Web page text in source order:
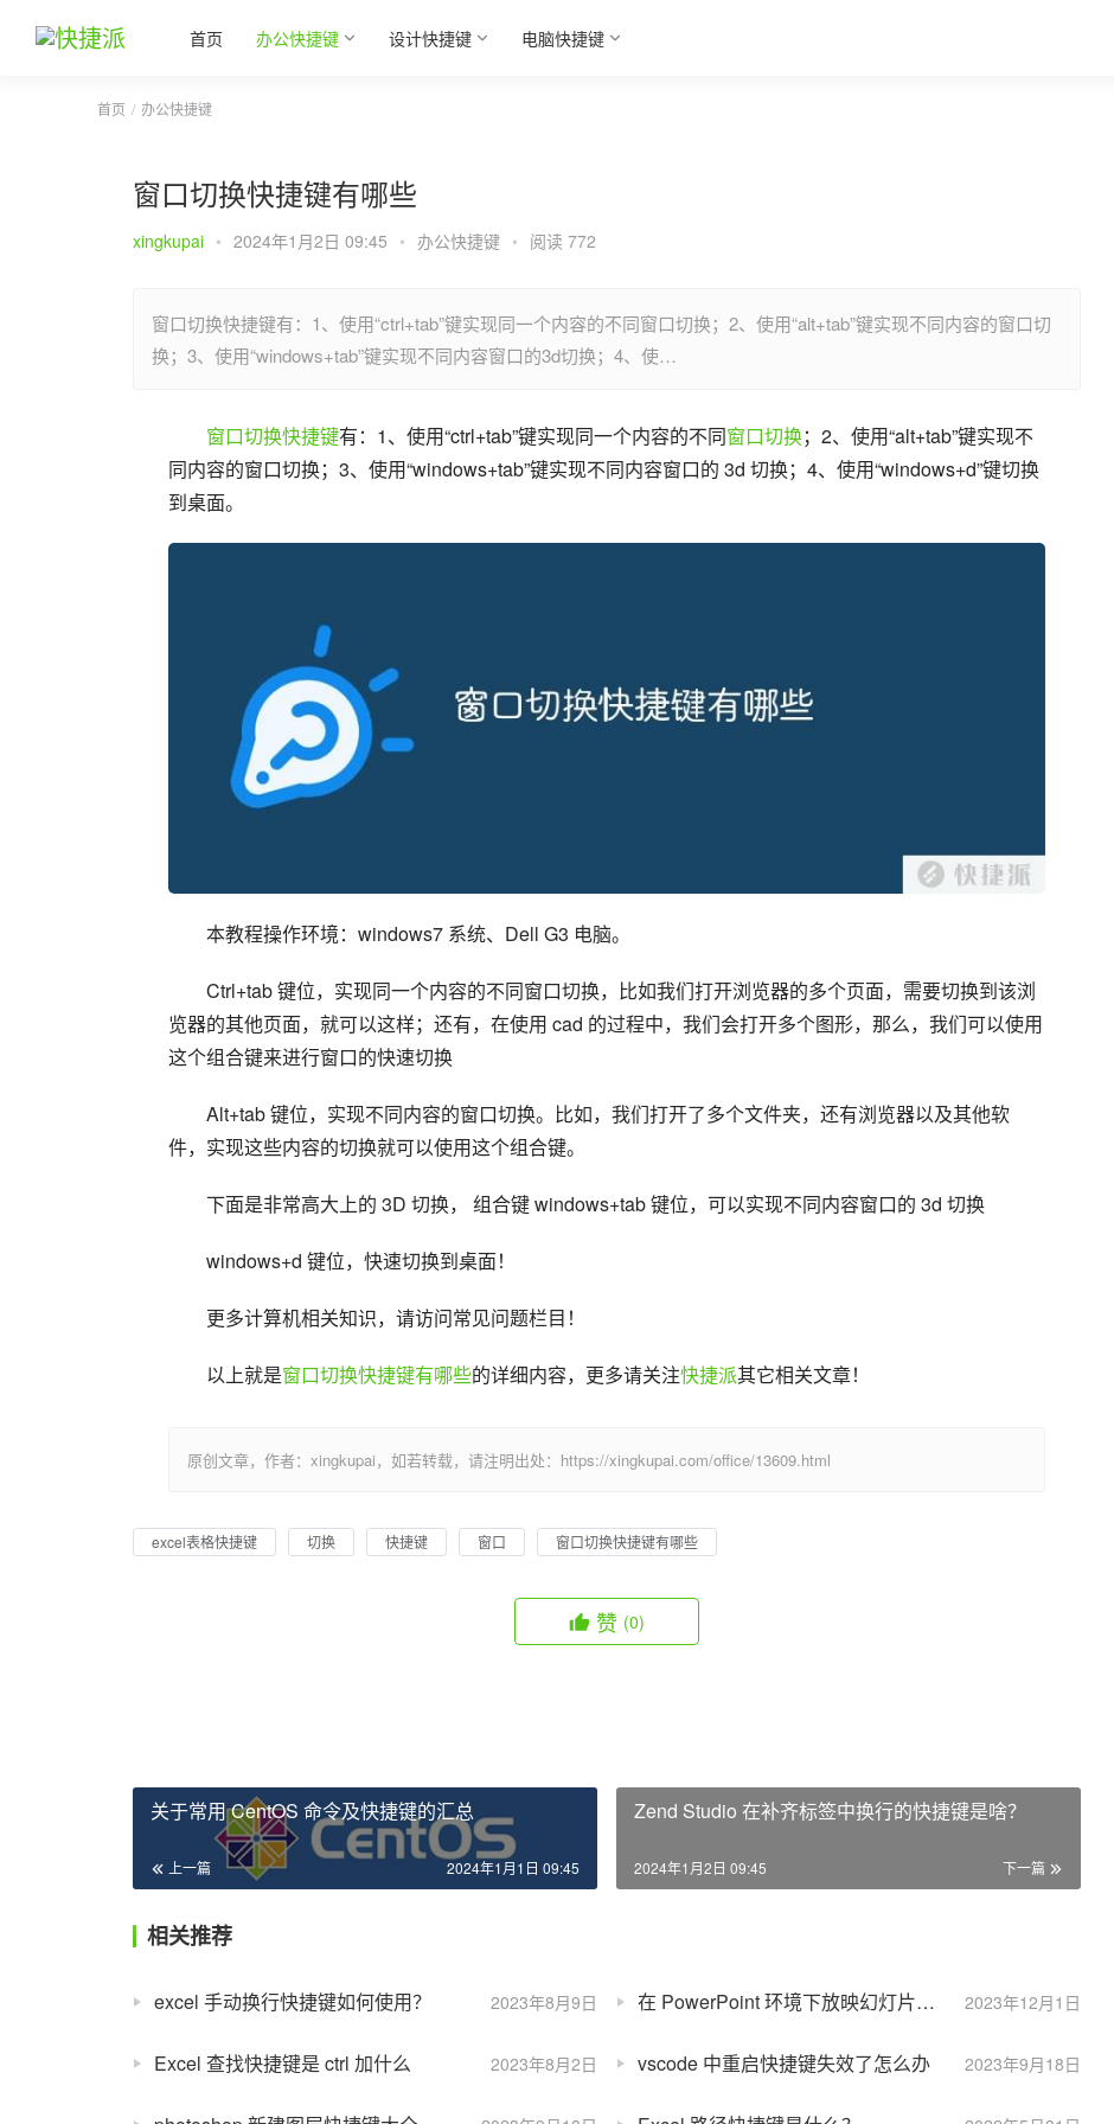
首页 办公快捷键 设计快捷键 电脑快捷键
首页 办公快捷键
窗口切换快捷键有哪些
xingkupai • 2024年1月2日 09:45 • 办公快捷键 • 阅读 772
窗口切换快捷键有：1、使用“ctrl+tab”键实现同一个内容的不同窗口切换；2、使用“alt+tab”键实现不同内容的窗口切
换；3、使用“windows+tab”键实现不同内容窗口的3d切换；4、使…
窗口切换快捷键有：1、使用“ctrl+tab”键实现同一个内容的不同窗口切换；2、使用“alt+tab”键实现不
同内容的窗口切换；3、使用“windows+tab”键实现不同内容窗口的 3d 切换；4、使用“windows+d”键切换
到桌面。
本教程操作环境：windows7 系统、Dell G3 电脑。
Ctrl+tab 键位，实现同一个内容的不同窗口切换，比如我们打开浏览器的多个页面，需要切换到该浏
览器的其他页面，就可以这样；还有，在使用 cad 的过程中，我们会打开多个图形，那么，我们可以使用
这个组合键来进行窗口的快速切换
Alt+tab 键位，实现不同内容的窗口切换。比如，我们打开了多个文件夹，还有浏览器以及其他软
件，实现这些内容的切换就可以使用这个组合键。
下面是非常高大上的 3D 切换， 组合键 windows+tab 键位，可以实现不同内容窗口的 3d 切换
windows+d 键位，快速切换到桌面！
更多计算机相关知识，请访问常见问题栏目！
以上就是窗口切换快捷键有哪些的详细内容，更多请关注快捷派其它相关文章！
原创文章，作者：xingkupai，如若转载，请注明出处：https://xingkupai.com/office/13609.html
excel表格快捷键 切换 快捷键 窗口 窗口切换快捷键有哪些
赞 (0)
关于常用 CentOS 命令及快捷键的汇总
上一篇 2024年1月1日 09:45
Zend Studio 在补齐标签中换行的快捷键是啥？
下一篇
2024年1月2日 09:45
相关推荐
2023年8月9日
excel 手动换行快捷键如何使用？ 2023年12月1日
在 PowerPoint 环境下放映幻灯片的快捷键是什么?
2023年8月2日
Excel 查找快捷键是 ctrl 加什么 2023年9月18日
vscode 中重启快捷键失效了怎么办